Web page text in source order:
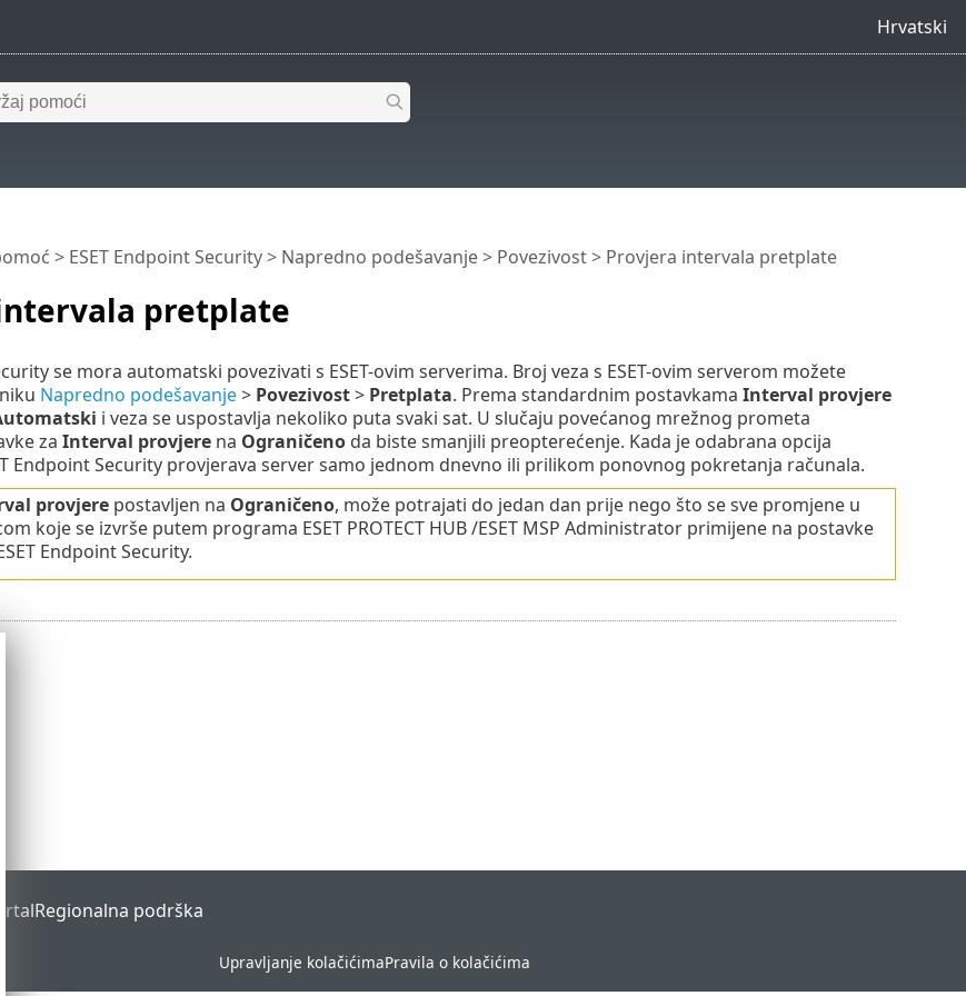
Hrvatski
pretplate
> ESET Endpoint Security> Napredno podešavanje> Povezivost> Provjera intervala pretplate
se mora automatski povezivati s ESET-ovim serverima. Broj veza s ESET-ovim serverom možete
Napredno podešavanje> Povezivost> Pretplata. Prema standardnim postavkama Interval provjere
i veza se uspostavlja nekoliko puta svaki sat. U slučaju povećanog mrežnog prometa
za Interval provjerena Ograničenoda biste smanjili preopterećenje. Kada je odabrana opcija
Endpoint Security provjerava server samo jednom dnevno ili prilikom ponovnog pokretanja računala.
provjerepostavljen na Ograničeno, može potrajati do jedan dan prije nego što se sve promjene u
koje se izvrše putem programa ESET PROTECT HUB /ESET MSP Administrator primijene na postavke
Endpoint Security.
Regionalna podrška
Upravljanje kolačićimaPravila o kolačićima